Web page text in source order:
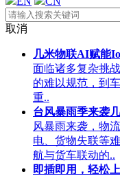
取消
几米物联AI赋能
面临诸多复杂挑
的难以规范，到
重..
台风暴雨季来袭
风暴雨来袭，物
电、货物失联等
航与货车联动的..
即插即用，轻松